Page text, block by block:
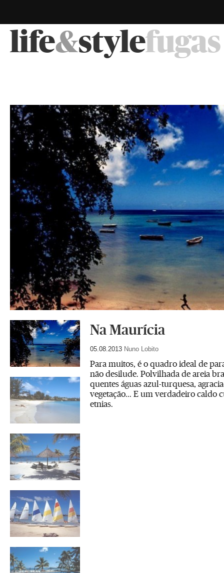
life&stylefugas
Na Maurícia
05.08.2013 Nuno Lobito
Para muitos, é o quadro ideal de
não desilude. Polvilhada de areia
quentes águas azul-turquesa,
vegetação... E um verdadeiro caldo
etnias.